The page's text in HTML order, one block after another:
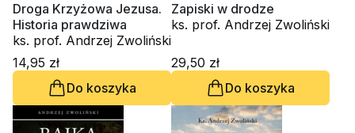
Droga Krzyżowa Jezusa.
Historia prawdziwa
ks. prof. Andrzej Zwoliński
14,95 zł
Do koszyka
Zapiski w drodze
ks. prof. Andrzej Zwoliński
29,50 zł
Do koszyka